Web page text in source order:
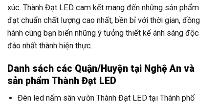
xúc. Thành Đạt LED cam kết mang đến những sản phẩm
đạt chuẩn chất lượng cao nhất, bền bỉ với thời gian, đồng
hành cùng bạn biến những ý tưởng thiết kế ánh sáng độc
đáo nhất thành hiện thực.
Danh sách các Quận/Huyện tại Nghệ An và
sản phẩm Thành Đạt LED
Đèn led nấm sân vườn Thành Đạt LED tại Thành phố